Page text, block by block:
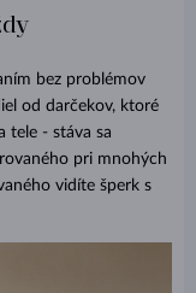
bez problémov
od darčekov, ktoré
tele - stáva sa
pri mnohých
vidíte šperk s